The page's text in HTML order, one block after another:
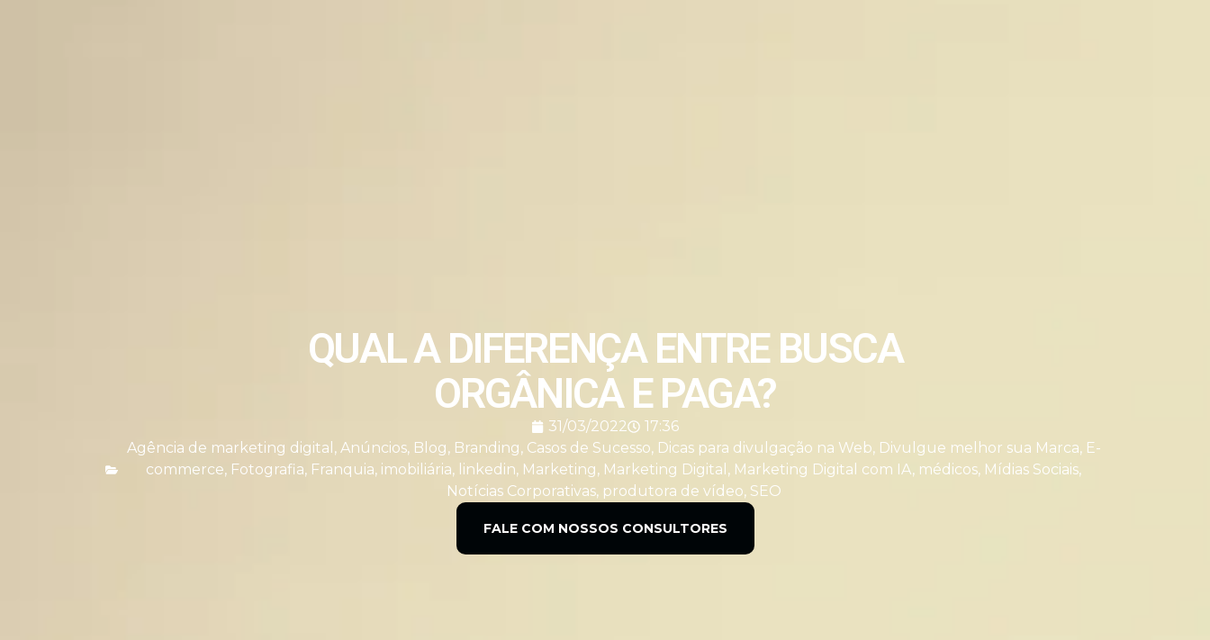
QUAL A DIFERENÇA ENTRE BUSCA
ORGÂNICA E PAGA?
31/03/2022
17:36
Agência de marketing digital , Anúncios, Blog, Branding, Casos de Sucesso, Dicas para divulgação na Web, Divulgue melhor sua Marca, E-
commerce, Fotografia, Franquia, imobiliária, linkedin, Marketing, Marketing Digital , Marketing Digital com IA, médicos, Mídias Sociais,
Notícias Corporativas, produtora de vídeo, SEO
FALE COM NOSSOS CONSULTORES